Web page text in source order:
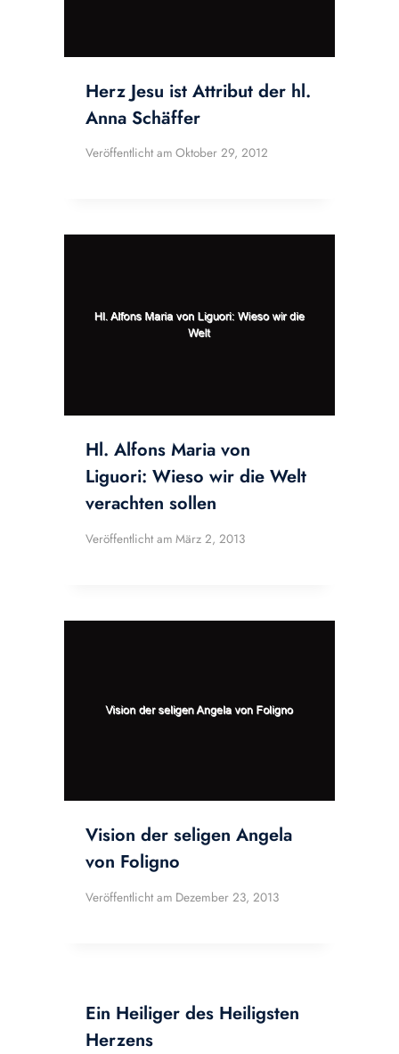
Herz Jesu ist Attribut der hl.
Anna Schäffer
Veröffentlicht am Oktober 29, 2012
Hl. Alfons Maria von
Liguori: Wieso wir die Welt
verachten sollen
Veröffentlicht am März 2, 2013
Vision der seligen Angela
von Foligno
Veröffentlicht am Dezember 23, 2013
Ein Heiliger des Heiligsten
Herzens